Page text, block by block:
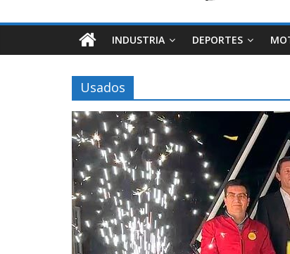
INDUSTRIA DEPORTES
Usados
Movilidad Varios
GM reafirma su
compromiso con movilidad
más segura y conectada
Movilidad
¿Qué
varios